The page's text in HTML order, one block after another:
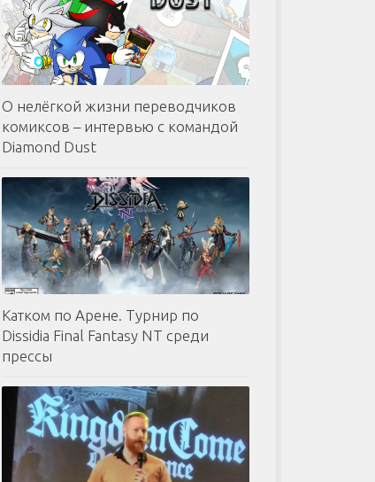
О нелёгкой жизни переводчиков
комиксов – интервью с командой
Diamond Dust
Катком по Арене. Турнир по
Dissidia Final Fantasy NT среди
прессы